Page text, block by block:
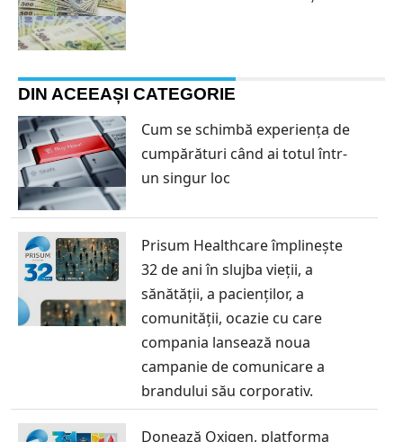
DIN ACEEAȘI CATEGORIE
Cum se schimbă experiența de
cumpărături când ai totul într-
un singur loc
Prisum Healthcare împlinește
32 de ani în slujba vieții, a
sănătății, a pacienților, a
comunității, ocazie cu care
compania lansează noua
campanie de comunicare a
brandului său corporativ.
Donează Oxigen, platforma